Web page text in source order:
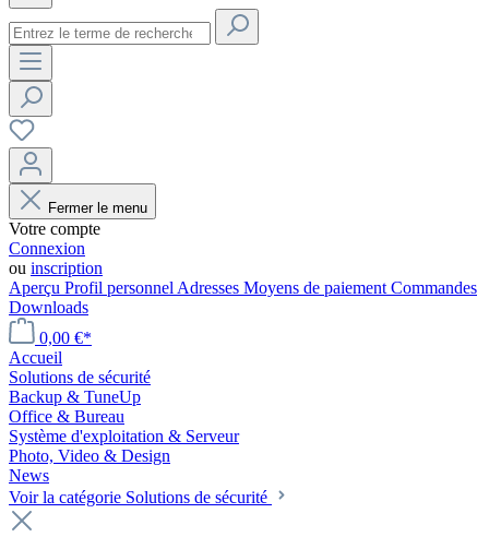
Fermer le menu
Votre compte
Connexion
ou inscription
Aperçu Profil personnel Adresses Moyens de paiement Commandes
Downloads
0,00 €*
Accueil
Solutions de sécurité
Backup & TuneUp
Office & Bureau
Système d'exploitation & Serveur
Photo, Video & Design
News
Voir la catégorie Solutions de sécurité